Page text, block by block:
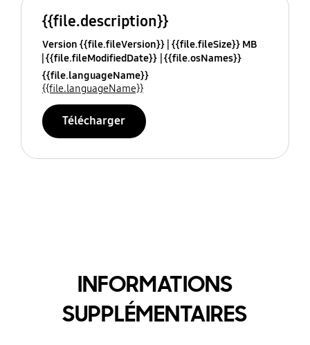
{{file.description}}
Version {{file.fileVersion}} {{file.fileSize}} MB
{{file.fileModifiedDate}} {{file.osNames}}
{{file.languageName}}
{{file.languageName}}
Télécharger
INFORMATIONS
SUPPLÉMENTAIRES